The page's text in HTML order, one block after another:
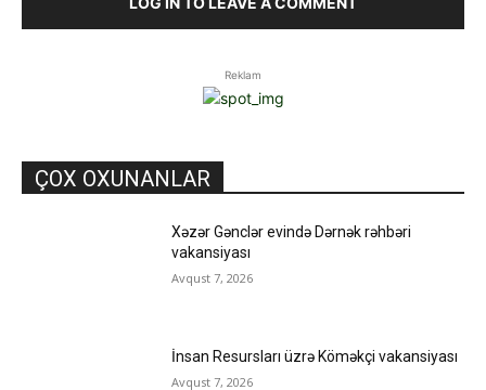
Reklam
ÇOX OXUNANLAR
Xəzər Gənclər evində Dərnək rəhbəri
vakansiyası
Avqust 7, 2026
İnsan Resursları üzrə Köməkçi vakansiyası
Avqust 7, 2026